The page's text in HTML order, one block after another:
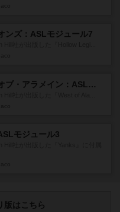
ンズ：ASLモジュール7
ウエスト・オブ・アラメイン：ASLモジュール5
モジュール3
版はこちら